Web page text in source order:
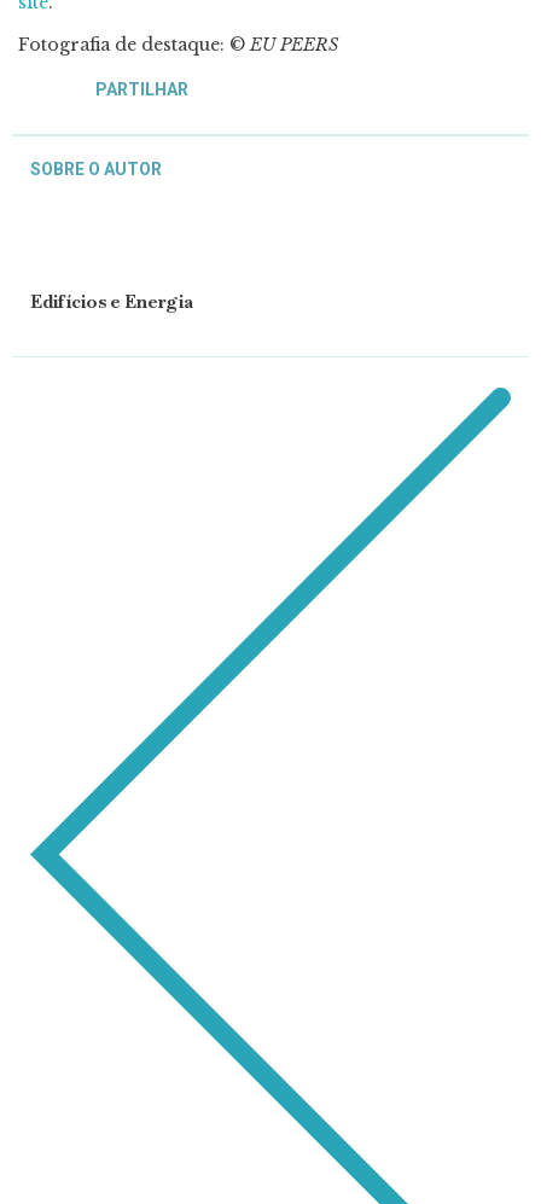
Fotografia de destaque: ©EU PEERS
PARTILHAR
SOBRE O AUTOR
Edifícios e Energia